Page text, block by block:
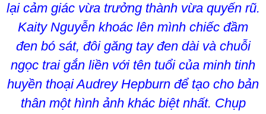
lại cảm giác vừa trưởng thành vừa quyến rũ.
Kaity Nguyễn khoác lên mình chiếc đầm
đen bó sát, đôi găng tay đen dài và chuỗi
ngọc trai gắn liền với tên tuổi của minh tinh
huyền thoại Audrey Hepburn để tạo cho bản
thân một hình ảnh khác biệt nhất. Chụp